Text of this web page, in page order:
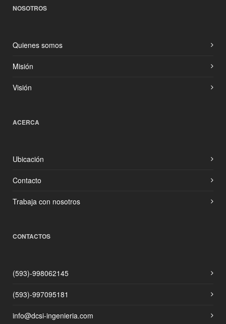
NOSOTROS
Quienes somos
Misión
Visión
ACERCA
Ubicación
Contacto
Trabaja con nosotros
CONTACTOS
(593)-998062145
(593)-997095181
info@dcsi-ingenieria.com